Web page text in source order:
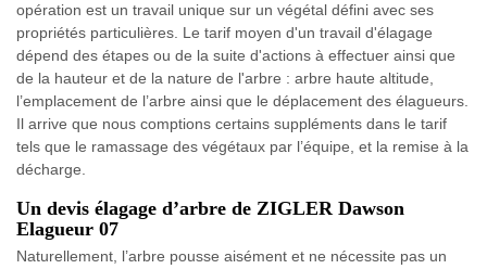
opération est un travail unique sur un végétal défini avec ses
propriétés particulières. Le tarif moyen d'un travail d'élagage
dépend des étapes ou de la suite d'actions à effectuer ainsi que
de la hauteur et de la nature de l'arbre : arbre haute altitude,
l’emplacement de l’arbre ainsi que le déplacement des élagueurs.
Il arrive que nous comptions certains suppléments dans le tarif
tels que le ramassage des végétaux par l’équipe, et la remise à la
décharge.
Un devis élagage d’arbre de ZIGLER Dawson
Elagueur 07
Naturellement, l’arbre pousse aisément et ne nécessite pas un